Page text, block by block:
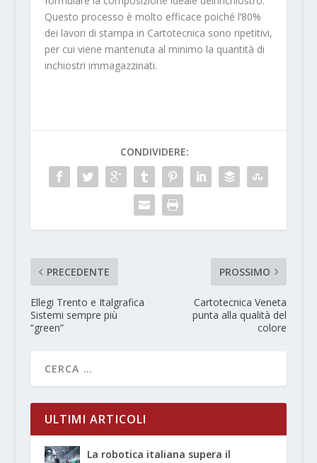
Questo processo è molto efficace poiché l’80%
dei lavori di stampa in Cartotecnica sono ripetitivi,
per cui viene mantenuta al minimo la quantità di
inchiostri immagazzinati.
CONDIVIDERE:
PRECEDENTE
Ellegi Trento e Italgrafica
Sistemi sempre più
“green”
PROSSIMO
Cartotecnica Veneta
punta alla qualità del
colore
ULTIMI ARTICOLI
La robotica italiana supera il